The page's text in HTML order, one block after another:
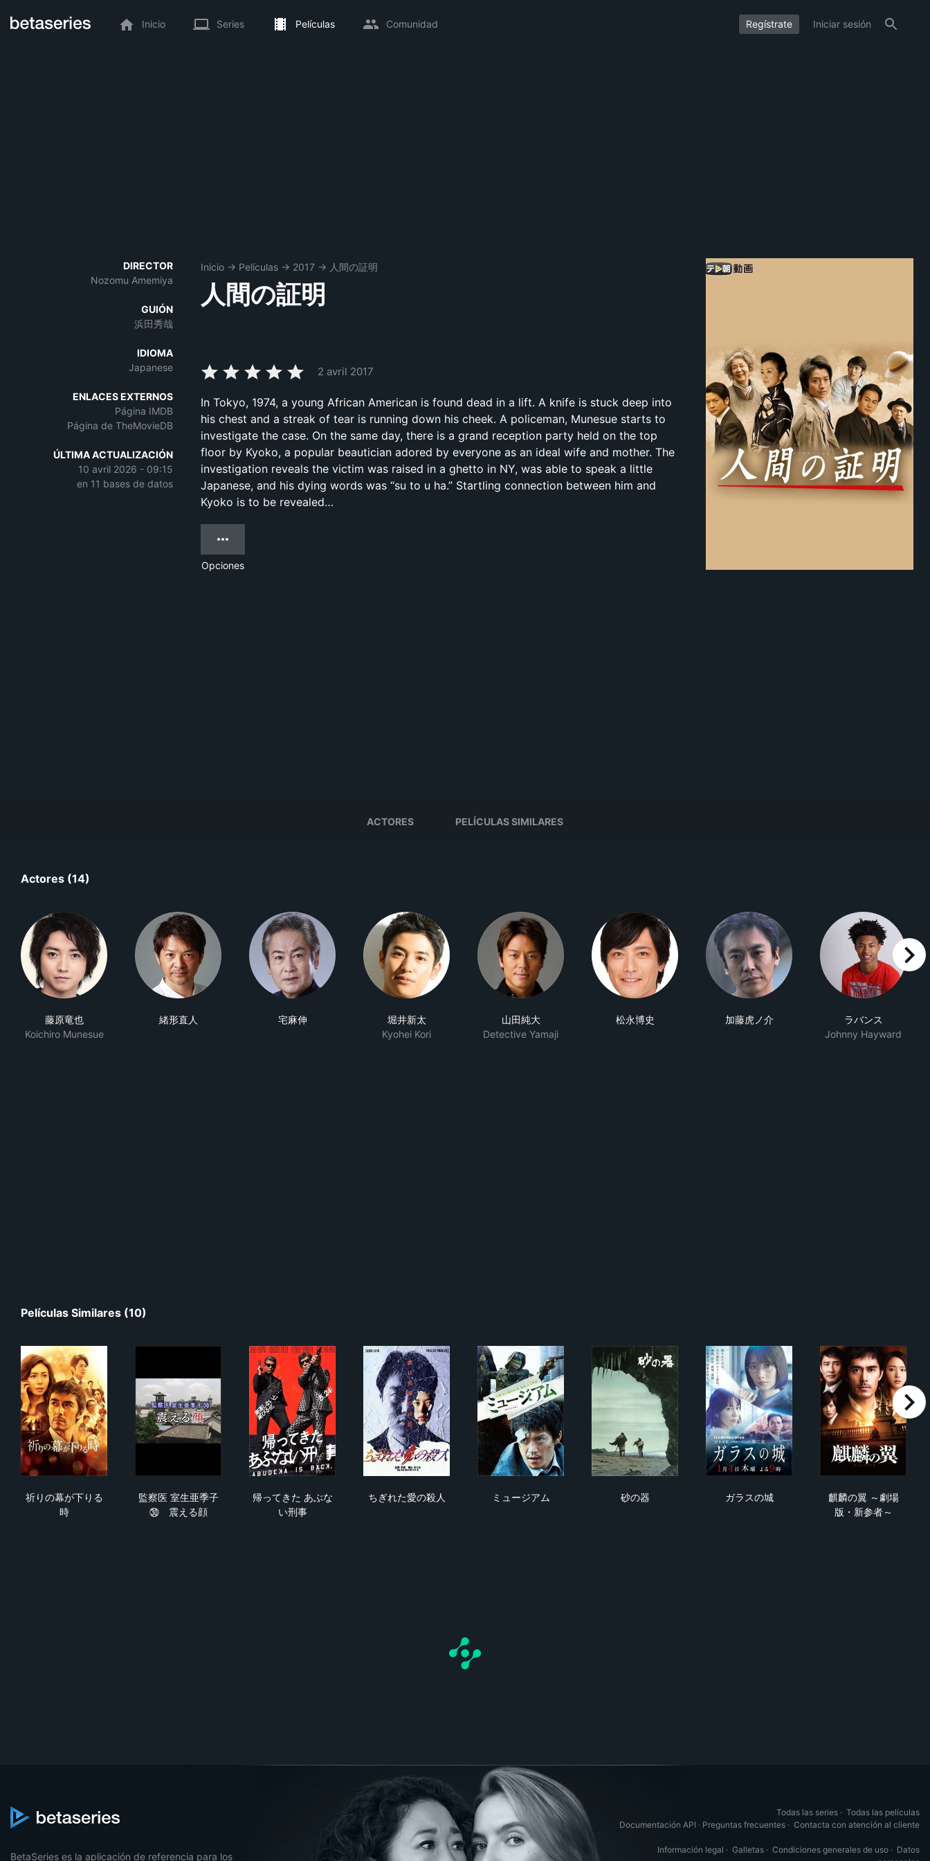
Inicio Series Películas Comunidad Regístrate Iniciar sesión
DIRECTOR
Nozomu Amemiya
GUIÓN
浜田秀哉
IDIOMA
Japanese
ENLACES EXTERNOS
Página IMDB
Página de TheMovieDB
ÚLTIMA ACTUALIZACIÓN
10 avril 2026 - 09:15
en 11 bases de datos
Inicio → Películas → 2017 → 人間の証明
人間の証明
2 avril 2017
In Tokyo, 1974, a young African American is found dead in a lift. A knife is stuck deep into
his chest and a streak of tear is running down his cheek. A policeman, Munesue starts to
investigate the case. On the same day, there is a grand reception party held on the top
floor by Kyoko, a popular beautician adored by everyone as an ideal wife and mother. The
investigation reveals the victim was raised in a ghetto in NY, was able to speak a little
Japanese, and his dying words was “su to u ha.” Startling connection between him and
Kyoko is to be revealed…
Opciones
ACTORES PELÍCULAS SIMILARES
Actores (14)
藤原竜也
Koichiro Munesue
緒形直人 宅麻伸
堀井新太
Kyohei Kori
山田純大
Detective Yamaji
松永博史 加藤虎ノ介
ラバンス
Johnny Hayward
right
Películas Similares (10)
祈りの幕が下りる
時
監察医 室生亜季子
㉚ 震える顔
帰ってきた あぶな
い刑事
ちぎれた愛の殺人
ミュージアム
砂の器
ガラスの城
麒麟の翼 ～劇場
版・新参者～
right
BetaSeries es la aplicación de referencia para los
Todas las series · Todas las películas
Documentación API · Preguntas frecuentes · Contacta con atención al cliente
Información legal · Galletas · Condiciones generales de uso · Datos